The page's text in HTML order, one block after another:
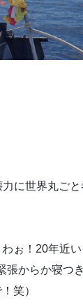
に世界丸ご
ぉ！20年近
からか寝つ
笑）